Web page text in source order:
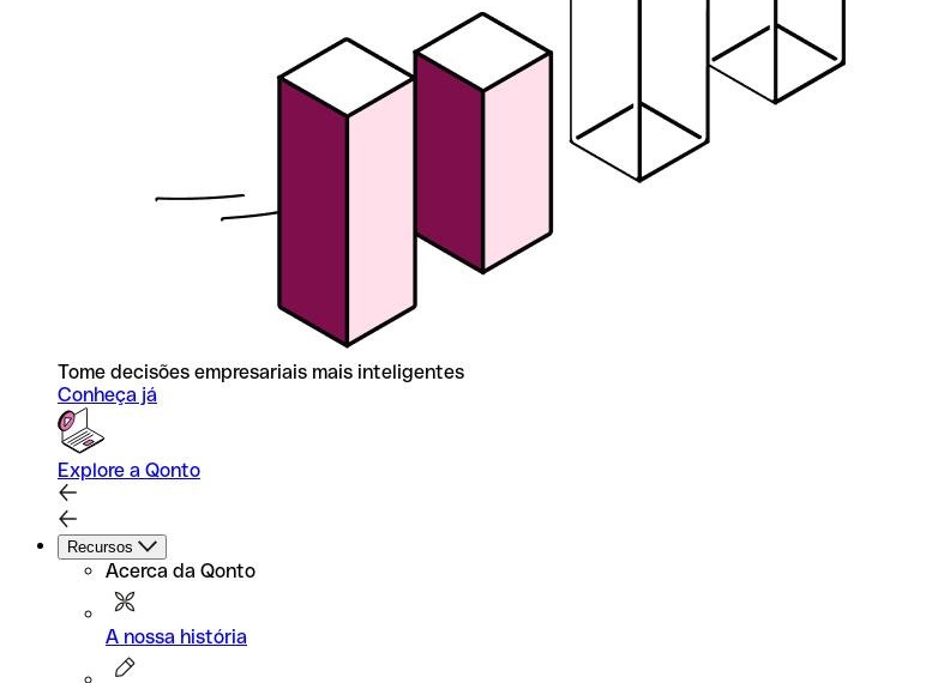
Tome decisões empresariais mais inteligentes
Conheça já
Explore a Qonto
Recursos
Acerca da Qonto
A nossa história